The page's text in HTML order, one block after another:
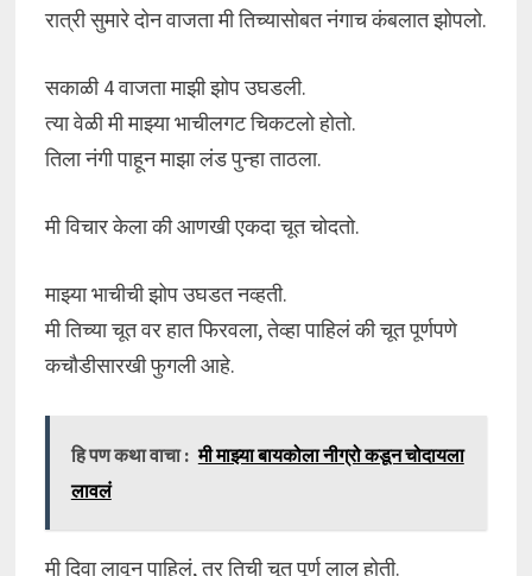
रात्री सुमारे दोन वाजता मी तिच्यासोबत नंगाच कंबलात झोपलो.
सकाळी 4 वाजता माझी झोप उघडली.
त्या वेळी मी माझ्या भाचीलगट चिकटलो होतो.
तिला नंगी पाहून माझा लंड पुन्हा ताठला.
मी विचार केला की आणखी एकदा चूत चोदतो.
माझ्या भाचीची झोप उघडत नव्हती.
मी तिच्या चूत वर हात फिरवला, तेव्हा पाहिलं की चूत पूर्णपणे
कचौडीसारखी फुगली आहे.
हि पण कथा वाचा : मी माझ्या बायकोला नीग्रो कडून चोदायला
लावलं
मी दिवा लावून पाहिलं, तर तिची चूत पूर्ण लाल होती.